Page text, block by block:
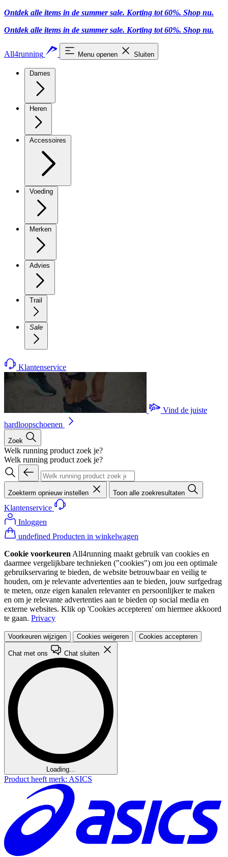
Ontdek alle items in de summer sale. Korting tot 60%. Shop nu.
Ontdek alle items in de summer sale. Korting tot 60%. Shop nu.
All4running Menu openen Sluiten
Dames
Heren
Accessoires
Voeding
Merken
Advies
Trail
Sale
Klantenservice
Vind de juiste
hardloopschoenen
Zoek
Welk running product zoek je?
Welk running product zoek je?
Zoekterm opnieuw instellen Toon alle zoekresultaten
Klantenservice
Inloggen
undefined Producten in winkelwagen
Cookie voorkeuren All4running maakt gebruik van cookies en
daarmee vergelijkbare technieken ("cookies") om jou een optimale
gebruikservaring te bieden, de website betrouwbaar en veilig te
houden, om je relevante advertenties aan te bieden, jouw surfgedrag
te meten, onze eigen kanalen relevanter en persoonlijker te maken
en om je relevante advertenties aan te bieden op social media en
externe websites. Klik op 'Cookies accepteren' om hiermee akkoord
te gaan. Privacy
Voorkeuren wijzigen Cookies weigeren Cookies accepteren
Chat met ons Chat sluiten
Loading...
Product heeft merk: ASICS